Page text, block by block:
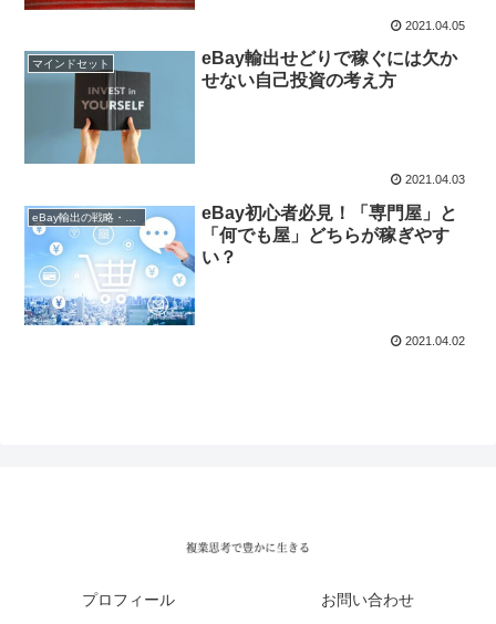
2021.04.05
マインドセット
eBay輸出せどりで稼ぐには欠か
せない自己投資の考え方
2021.04.03
eBay輸出の戦略・戦術
eBay初心者必見！「専門屋」と
「何でも屋」どちらが稼ぎやす
い？
2021.04.02
プロフィール
お問い合わせ